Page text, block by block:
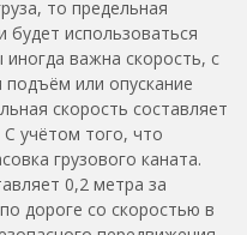
то предельная
будет использоваться
важна скорость, с
или опускание
скорость составляет
учётом того, что
грузового каната.
0,2 метра за
дороге со скоростью в